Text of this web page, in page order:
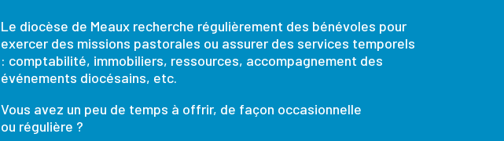
Le diocèse de Meaux recherche régulièrement des bénévoles pour
exercer des missions pastorales ou assurer des services temporels
: comptabilité, immobiliers, ressources, accompagnement des
événements diocésains, etc.
Vous avez un peu de temps à offrir, de façon occasionnelle
ou régulière ?